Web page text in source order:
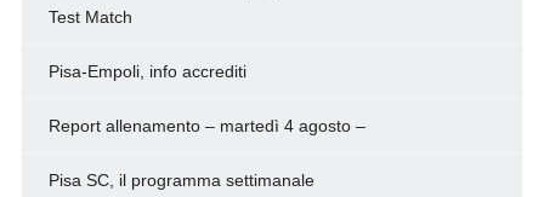
Test Match
Pisa-Empoli, info accrediti
Report allenamento – martedì 4 agosto –
Pisa SC, il programma settimanale